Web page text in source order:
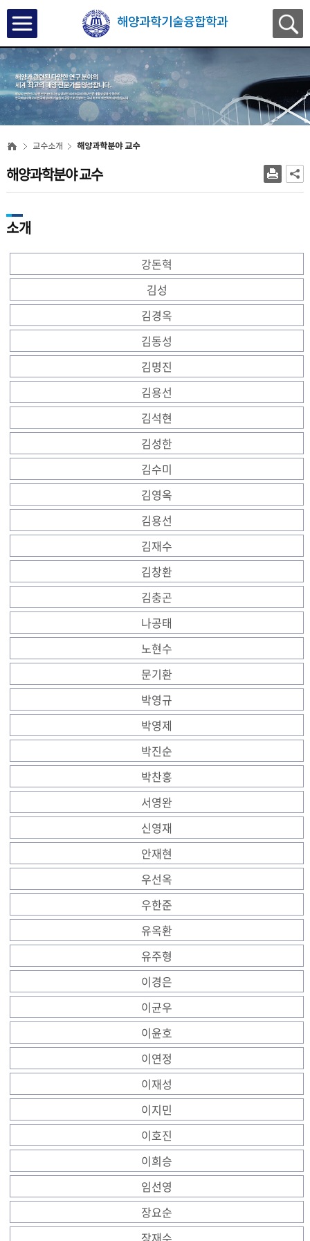
해양과학기술융합학과
교수소개 해양과학분야 교수
해양과학분야 교수
소개
강돈혁
김성
김경옥
김동성
김명진
김용선
김석현
김성한
김수미
김영옥
김용선
김재수
김창환
김충곤
나공태
노현수
문기환
박영규
박영제
박진순
박찬홍
서영완
신영재
안재현
우선옥
우한준
유옥환
유주형
이경은
이균우
이윤호
이연정
이재성
이지민
이호진
이희승
임선영
장요순
장재수